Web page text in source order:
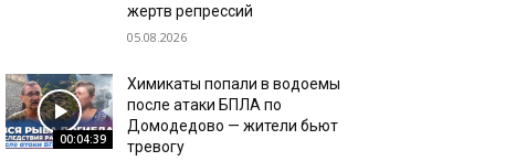
жертв репрессий
05.08.2026
00:04:39
Химикаты попали в водоемы
после атаки БПЛА по
Домодедово — жители бьют
тревогу